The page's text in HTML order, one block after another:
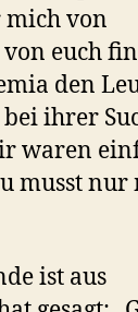
mich von
euch
den
ihrer
waren
musst nur
ist aus